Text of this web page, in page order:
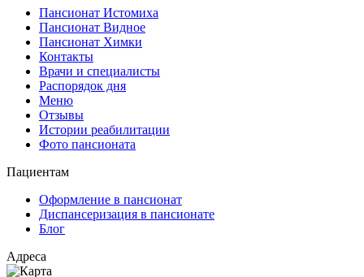
Пансионат Истомиха
Пансионат Видное
Пансионат Химки
Контакты
Врачи и специалисты
Распорядок дня
Меню
Отзывы
Истории реабилитации
Фото пансионата
Пациентам
Оформление в пансионат
Диспансеризация в пансионате
Блог
Адреса